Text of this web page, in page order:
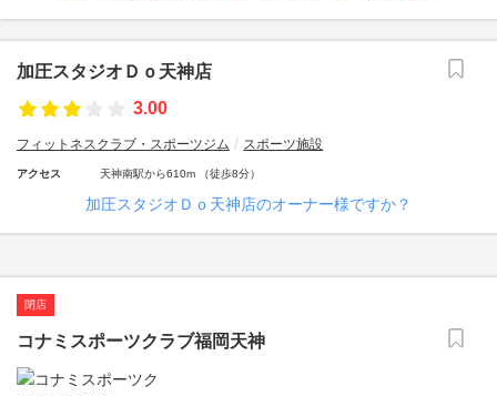
加圧スタジオＤｏ天神店
3.00
フィットネスクラブ・スポーツジム スポーツ施設
アクセス 天神南駅から610m （徒歩8分）
加圧スタジオＤｏ天神店のオーナー様ですか？
閉店
コナミスポーツクラブ福岡天神